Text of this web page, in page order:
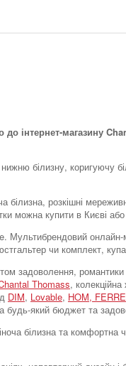
інтернет-магазину
білизну, коригуючу
розкішні
можна купити в Києві
Мультибрендовий
чи комплект,
задоволення,
Thomass, колекційна
DIM, Lovable, HOM, FERRE
який бюджет та
білизна та